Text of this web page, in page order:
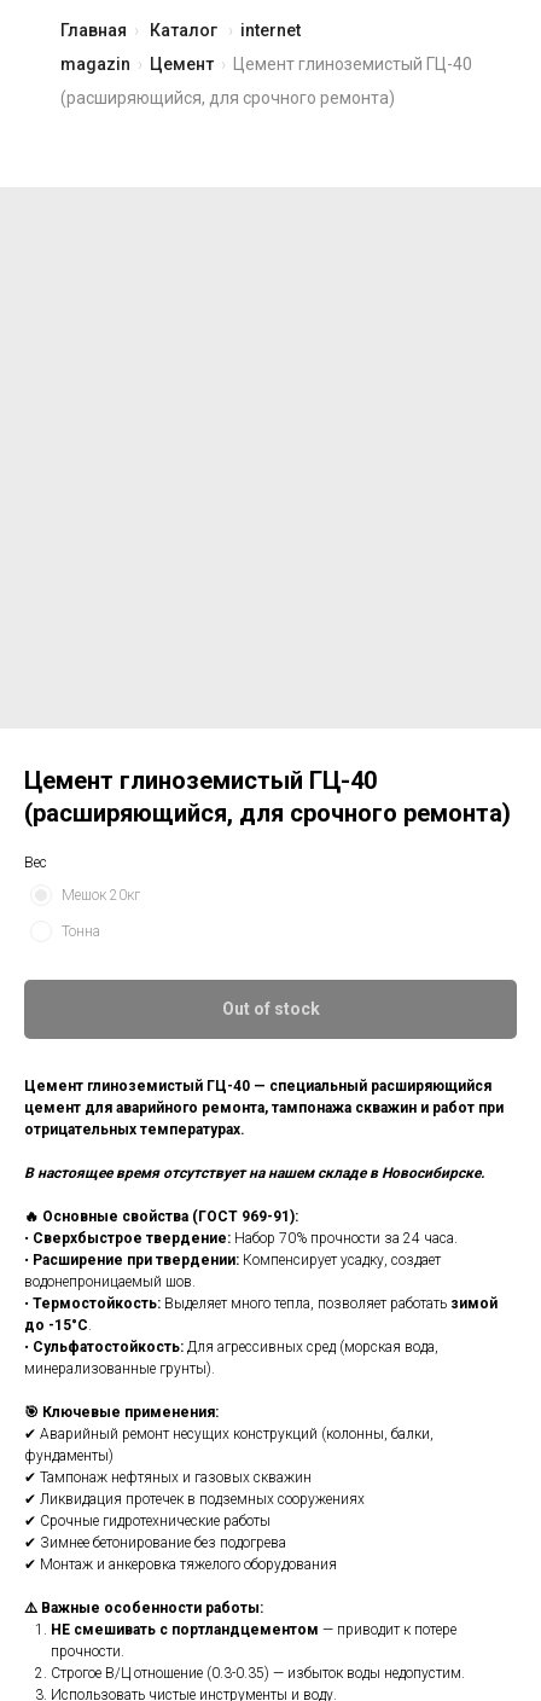
Главная Каталог
internet
magazin
Цемент
Цемент глиноземистый ГЦ-40
(расширяющийся, для срочного ремонта)
Цемент глиноземистый ГЦ-40
(расширяющийся, для срочного ремонта)
Вес
Мешок 20кг
Тонна
Out of stock
Цемент глиноземистый ГЦ-40 — специальный расширяющийся
цемент для аварийного ремонта, тампонажа скважин и работ при
отрицательных температурах.
В настоящее время отсутствует на нашем складе в Новосибирске.
🔥 Основные свойства (ГОСТ 969-91):
• Сверхбыстрое твердение: Набор 70% прочности за 24 часа.
• Расширение при твердении: Компенсирует усадку, создает
водонепроницаемый шов.
• Термостойкость: Выделяет много тепла, позволяет работать зимой
до -15°C.
• Сульфатостойкость: Для агрессивных сред (морская вода,
минерализованные грунты).
🎯 Ключевые применения:
✔ Аварийный ремонт несущих конструкций (колонны, балки,
фундаменты)
✔ Тампонаж нефтяных и газовых скважин
✔ Ликвидация протечек в подземных сооружениях
✔ Срочные гидротехнические работы
✔ Зимнее бетонирование без подогрева
✔ Монтаж и анкеровка тяжелого оборудования
⚠️ Важные особенности работы:
НЕ смешивать с портландцементом — приводит к потере
прочности.
Строгое В/Ц отношение (0.3-0.35) — избыток воды недопустим.
Использовать чистые инструменты и воду.